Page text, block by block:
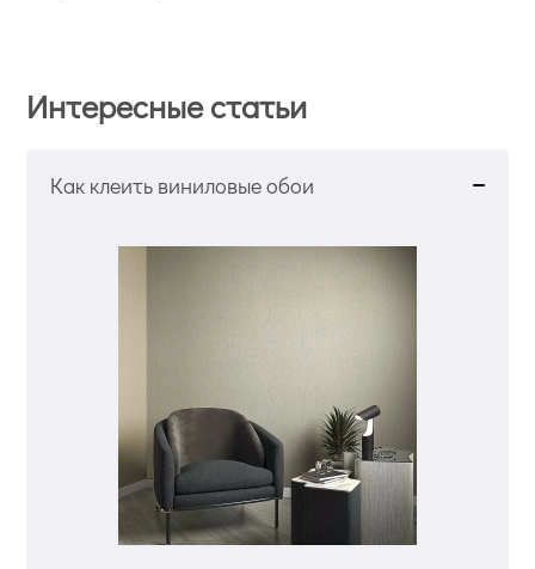
Интересные статьи
Как клеить виниловые обои